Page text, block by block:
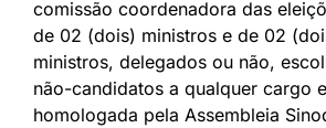
comissão coordenadora das
de 02 (dois) ministros e de 02
ministros, delegados ou não,
não-candidatos a qualquer cargo
homologada pela Assembleia